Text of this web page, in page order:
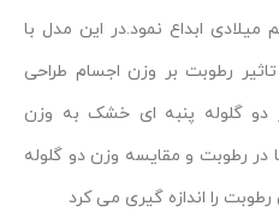
ابداع نمود.در این مدل با
رطوبت بر وزن اجسام طراحی
دو گلوله پنبه ای خشک به وزن
در رطوبت و مقایسه وزن دو گلوله
را اندازه گیری می کرد